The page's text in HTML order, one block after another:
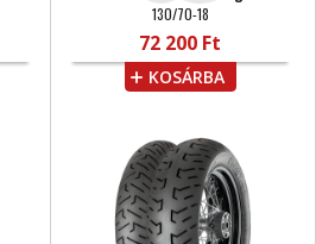
130/70-18
72 200 Ft
KOSÁRBA